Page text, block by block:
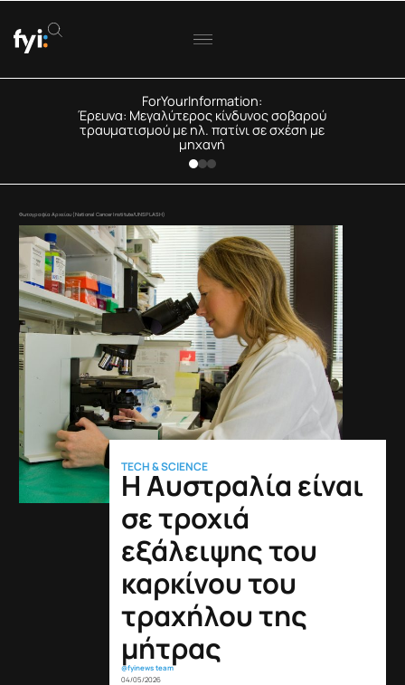
ForYourInformation:
Έρευνα: Μεγαλύτερος κίνδυνος σοβαρού
τραυματισμού με ηλ. πατίνι σε σχέση με
μηχανή
Φωτογραφία Αρχείου (National Cancer Institute/UNSPLASH)
TECH & SCIENCE
Η Αυστραλία είναι
σε τροχιά
εξάλειψης του
καρκίνου του
τραχήλου της
μήτρας
@fyinews team
04/05/2026